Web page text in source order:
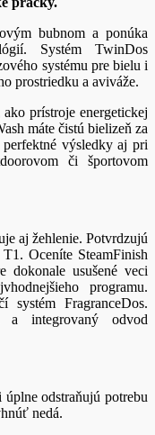
bubnom a ponúka
Systém TwinDos
systému pre bielu i
prostriedku a aviváže.
prístroje energetickej
máte čistú bielizeň za
výsledky aj pri
či športovom
aj žehlenie. Potvrdzujú
Oceníte SteamFinish
dokonale usušené veci
programu.
systém FragranceDos.
a integrovaný odvod
odstraňujú potrebu
nedá.